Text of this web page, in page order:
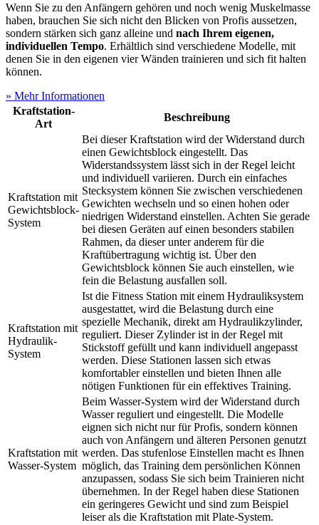
Wenn Sie zu den Anfängern gehören und noch wenig Muskelmasse
haben, brauchen Sie sich nicht den Blicken von Profis aussetzen,
sondern stärken sich ganz alleine und nach Ihrem eigenen,
individuellen Tempo. Erhältlich sind verschiedene Modelle, mit
denen Sie in den eigenen vier Wänden trainieren und sich fit halten
können.
» Mehr Informationen
Kraftstation-
Art
Beschreibung
Kraftstation mit
Gewichtsblock-
System
Bei dieser Kraftstation wird der Widerstand durch
einen Gewichtsblock eingestellt. Das
Widerstandssystem lässt sich in der Regel leicht
und individuell variieren. Durch ein einfaches
Stecksystem können Sie zwischen verschiedenen
Gewichten wechseln und so einen hohen oder
niedrigen Widerstand einstellen. Achten Sie gerade
bei diesen Geräten auf einen besonders stabilen
Rahmen, da dieser unter anderem für die
Kraftübertragung wichtig ist. Über den
Gewichtsblock können Sie auch einstellen, wie
fein die Belastung ausfallen soll.
Kraftstation mit
Hydraulik-
System
Ist die Fitness Station mit einem Hydrauliksystem
ausgestattet, wird die Belastung durch eine
spezielle Mechanik, direkt am Hydraulikzylinder,
reguliert. Dieser Zylinder ist in der Regel mit
Stickstoff gefüllt und kann individuell angepasst
werden. Diese Stationen lassen sich etwas
komfortabler einstellen und bieten Ihnen alle
nötigen Funktionen für ein effektives Training.
Kraftstation mit
Wasser-System
Beim Wasser-System wird der Widerstand durch
Wasser reguliert und eingestellt. Die Modelle
eignen sich nicht nur für Profis, sondern können
auch von Anfängern und älteren Personen genutzt
werden. Das stufenlose Einstellen macht es Ihnen
möglich, das Training dem persönlichen Können
anzupassen, sodass Sie sich beim Trainieren nicht
übernehmen. In der Regel haben diese Stationen
ein geringeres Gewicht und sind zum Beispiel
leiser als die Kraftstation mit Plate-System.